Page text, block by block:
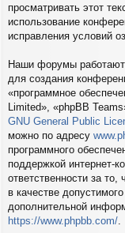
просматривать этот
использование
исправления условий
Наши форумы работают
для создания
«программное
Limited», «phpBB
GNU General Public
можно по адресу
программного
поддержкой интернет-
ответственности за
в качестве
дополнительной
https://www.phpbb.com/